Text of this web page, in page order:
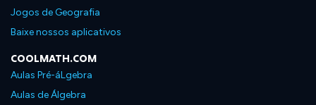
Jogos de Geografia
Baixe nossos aplicativos
COOLMATH.COM
Aulas Pré-áLgebra
Aulas de Álgebra